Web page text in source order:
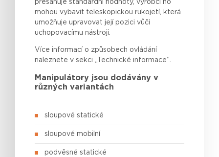
přesahuje standardní hodnoty,výrobci
ho
mohou vybavit teleskopickourukojetí, která
umožňujeupravovat její pozici vůči
uchopovacímu nástroji.
Více informací o způsobech ovládání
naleznete v sekci „Technické informace“.
Manipulátory jsou dodávány v
různých variantách
sloupové statické
sloupové mobilní
podvěsné statické